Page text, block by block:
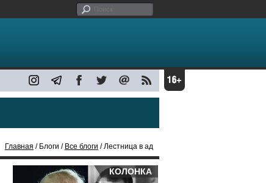
Главная / Блоги / Все блоги / Лестница в ад
КОЛОНКА